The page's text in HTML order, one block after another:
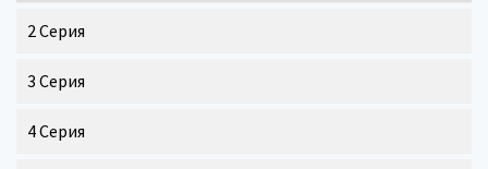
2 Серия
3 Серия
4 Серия